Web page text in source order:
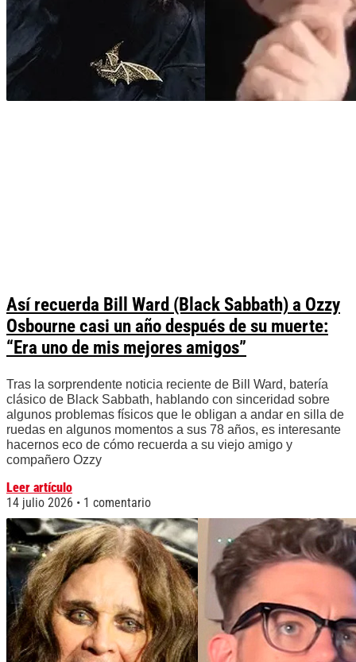
Así recuerda Bill Ward (Black Sabbath) a Ozzy
Osbourne casi un año después de su muerte:
“Era uno de mis mejores amigos”
Tras la sorprendente noticia reciente de Bill Ward, batería
clásico de Black Sabbath, hablando con sinceridad sobre
algunos problemas físicos que le obligan a andar en silla de
ruedas en algunos momentos a sus 78 años, es interesante
hacernos eco de cómo recuerda a su viejo amigo y
compañero Ozzy
Leer artículo
14 julio 2026
1 comentario